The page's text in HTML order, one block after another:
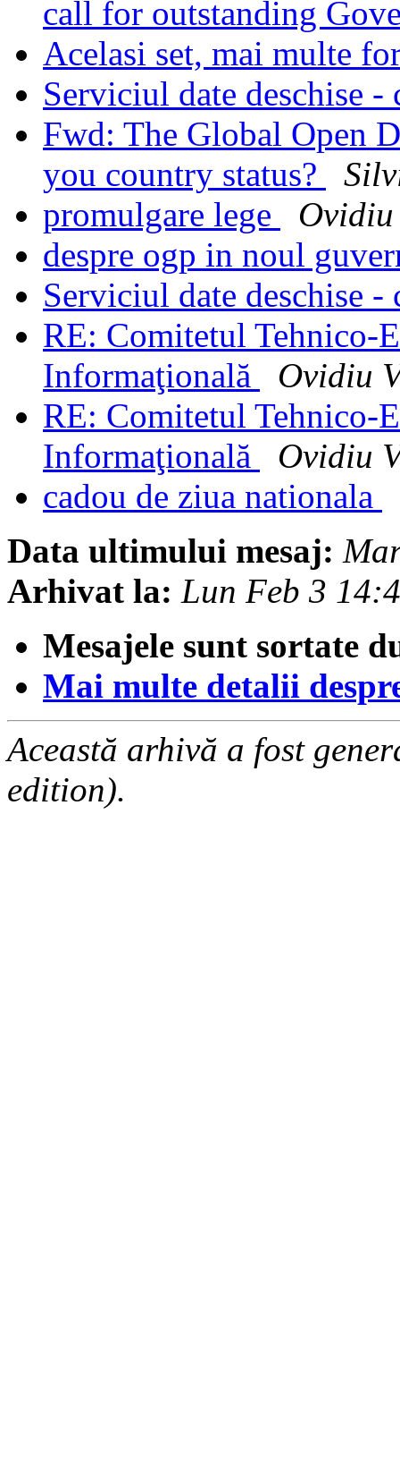
call for outstanding
Acelasi set, mai multe
Serviciul date deschise -
Fwd: The Global Open
you country status?
promulgare lege
despre ogp in noul
Serviciul date deschise -
RE: Comitetul Tehnico-
Informaţională
Ovidiu
RE: Comitetul Tehnico-
Informaţională
Ovidiu
cadou de ziua nationala
Data ultimului mesaj:
Arhivat la: Lun Feb 3
Mesajele sunt sortate
Mai multe detalii
Această arhivă a fost
edition).